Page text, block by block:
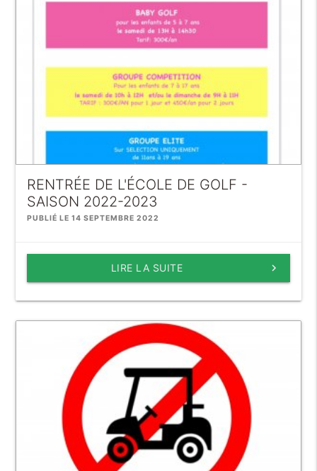
RENTRÉE DE L'ÉCOLE DE GOLF -
SAISON 2022-2023
PUBLIÉ LE 14 SEPTEMBRE 2022
keyboard_arrow_right
LIRE LA SUITE